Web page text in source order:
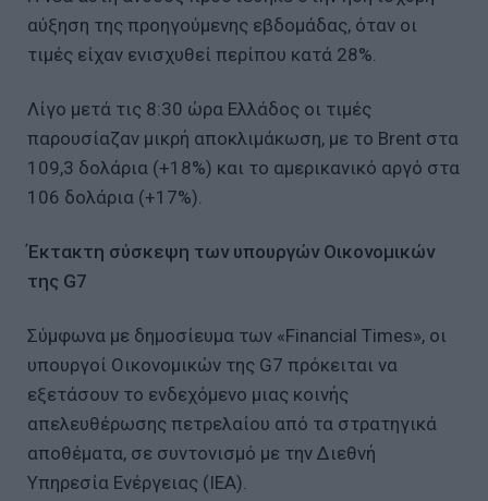
αύξηση της προηγούμενης εβδομάδας, όταν οι
τιμές είχαν ενισχυθεί περίπου κατά 28%.
Λίγο μετά τις 8:30 ώρα Ελλάδος οι τιμές
παρουσίαζαν μικρή αποκλιμάκωση, με το Brent στα
109,3 δολάρια (+18%) και το αμερικανικό αργό στα
106 δολάρια (+17%).
Έκτακτη σύσκεψη των υπουργών Οικονομικών
της G7
Σύμφωνα με δημοσίευμα των «Financial Times», οι
υπουργοί Οικονομικών της G7 πρόκειται να
εξετάσουν το ενδεχόμενο μιας κοινής
απελευθέρωσης πετρελαίου από τα στρατηγικά
αποθέματα, σε συντονισμό με την Διεθνή
Υπηρεσία Ενέργειας (ΙΕΑ).